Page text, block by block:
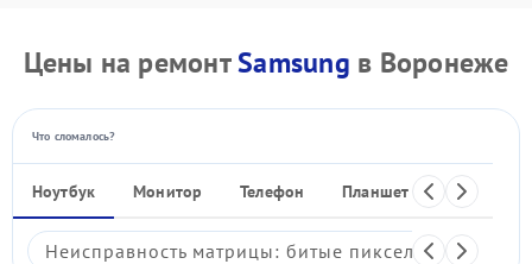
Цены на ремонтSamsung в Воронеже
Что сломалось?
Ноутбук Монитор Телефон Планшет
Неисправность матрицы: битые пиксели,